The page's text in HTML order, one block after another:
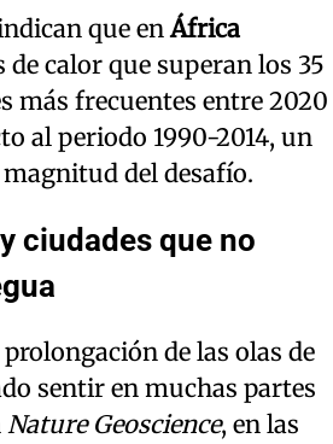
que enÁfrica
de calor que superan los 35
más frecuentes entre 2020
al periodo 1990-2014, un
del desafío.
ciudades que no
de las olas de
sentir en muchas partes
Nature Geoscience, en las